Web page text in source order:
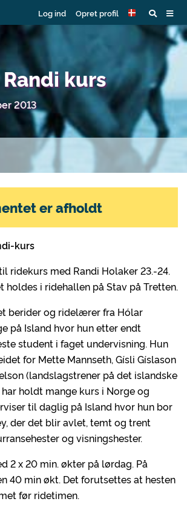
Log ind Opret profil
kurs
2013
kurs
ridekurs med Randi Holaker 23.-24.
holdes i ridehallen på Stav på Tretten.
berider og ridelærer fra Hólar
på Island hvor hun etter endt
student i faget undervisning. Hun
for Mette Mannseth, Gísli Gíslason
(landslagstrener på det islandske
holdt mange kurs i Norge og
til daglig på Island hvor hun bor
der det blir avlet, temt og trent
og visningshester.
2 x 20 min. økter på lørdag. På
40 min økt. Det forutsettes at hesten
før ridetimen.
er afholdt